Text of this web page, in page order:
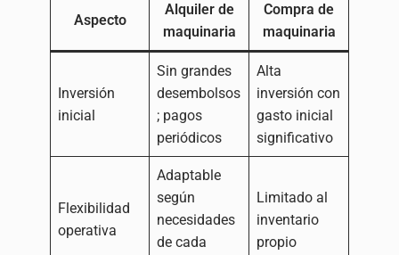
Aspecto
Alquiler de
maquinaria
Compra de
maquinaria
Inversión
inicial
Sin grandes
desembolsos
; pagos
periódicos
Alta
inversión con
gasto inicial
significativo
Flexibilidad
operativa
Adaptable
según
necesidades
de cada
Limitado al
inventario
propio